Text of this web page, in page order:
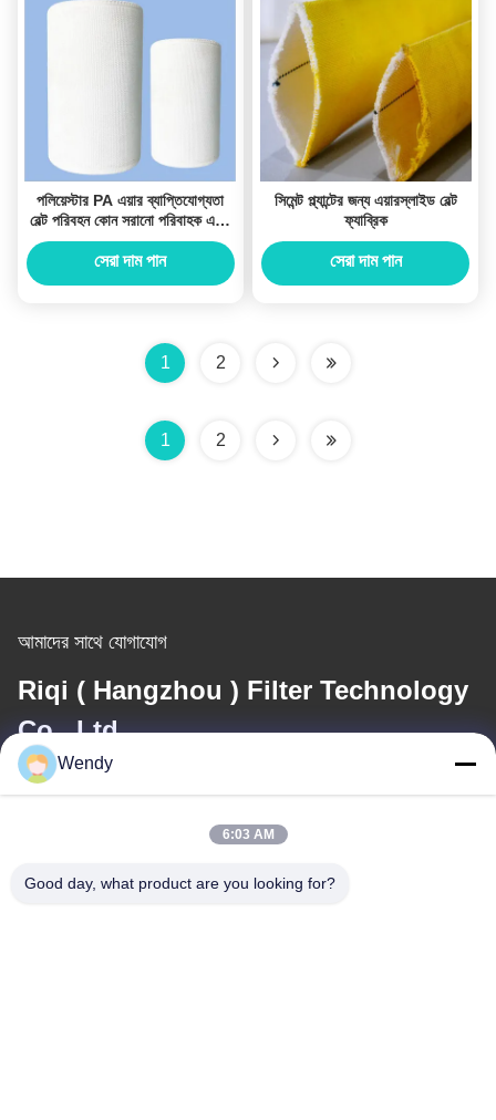
পলিয়েস্টার PA এয়ার ব্যাপ্তিযোগ্যতা
বেল্ট পরিবহন কোন সরানো পরিবাহক এয়ার
স্লাইড ফ্যাব্রিক
সেরা দাম পান
সিমেন্ট প্ল্যান্টের জন্য এয়ারস্লাইড বেল্ট
ফ্যাব্রিক
সেরা দাম পান
1 2
1 2
আমাদের সাথে যোগাযোগ
Riqi ( Hangzhou ) Filter Technology
Co., Ltd.
ই-মেইল
wendy@hzriqi.com
Wendy
6:03 AM
Good day, what product are you looking for?